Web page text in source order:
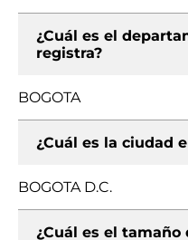
¿Cuál es el
registra?
BOGOTA
¿Cuál es la ciudad
BOGOTA D.C.
¿Cuál es el tamaño